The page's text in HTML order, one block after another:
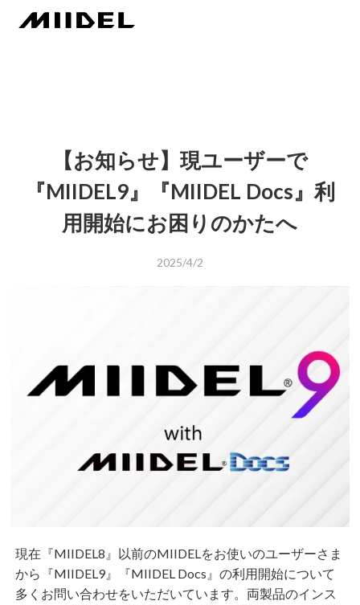
【お知らせ】現ユーザーで
『MIIDEL9』『MIIDEL Docs』利
用開始にお困りのかたへ
2025/4/2
現在『MIIDEL8』以前のMIIDELをお使いのユーザーさま
から『MIIDEL9』『MIIDEL Docs』の利用開始について
多くお問い合わせをいただいています。両製品のインス